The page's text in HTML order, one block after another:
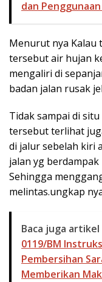
dan
Menurut nya Kalau
tersebut air hujan
mengaliri di
badan jalan rusak
Tidak sampai di
tersebut terlihat
di jalur sebelah kiri
jalan yg
Sehingga
melintas.ungkap
Baca juga
0119/BM
Pembersihan
Memberikan